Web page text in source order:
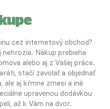
cez internetový obchod?
Nákup prebieha
alebo aj z Vašej práce.
stačí zavolať a objednať
ale aj kŕmne zmesi a iné
upravenou dodávkou
až k Vám na dvor.